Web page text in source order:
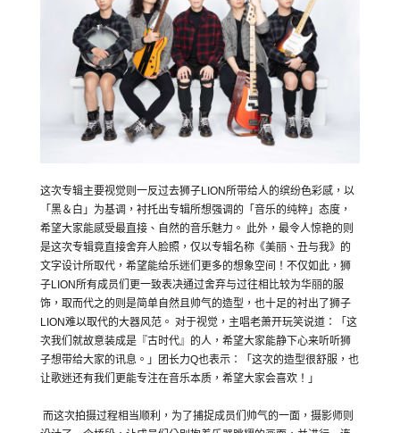
这次专辑主要视觉则一反过去狮子LION所带给人的缤纷色彩感， 以
「黑＆白」为基调，衬托出专辑所想强调的「音乐的纯粹」态度，
希望大家能感受最直接、自然的音乐魅力。 此外，最令人惊艳的则
是这次专辑竟直接舍弃人脸照， 仅以专辑名称《美丽、丑与我》的
文字设计所取代， 希望能给乐迷们更多的想象空间！不仅如此，狮
子LION所有成员们更一致表决通过舍弃与过往相比较为华丽的服
饰， 取而代之的则是简单自然且帅气的造型，也十足的衬出了狮子
LION难以取代的大器风范。 对于视觉，主唱老萧开玩笑说道：「这
次我们就故意装成是『古时代』的人，希望大家能静下心来听听狮
子想带给大家的讯息。」
团长力Q也表示：「这次的造型很舒服， 也
让歌迷还有我们更能专注在音乐本质，希望大家会喜欢！」
而这次拍摄过程相当顺利，为了捕捉成员们帅气的一面， 摄影师则